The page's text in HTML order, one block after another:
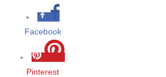
Facebook
Pinterest